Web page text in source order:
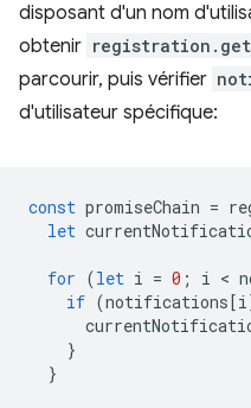
disposant d'un nom
obtenir
parcourir, puis vérifier
d'utilisateur spécifique:
const promiseChain =
let
for (let i = 0 ; i <
if (notifications[i
}
}